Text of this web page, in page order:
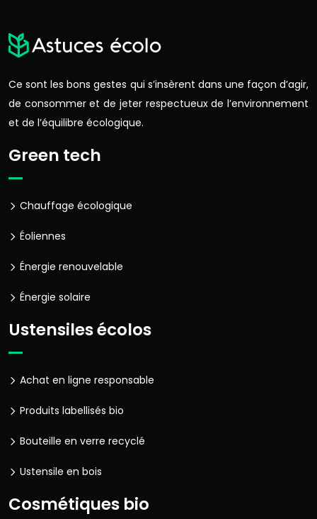
Ce sont les bons gestes qui s’insèrent dans une façon d’agir,
de consommer et de jeter respectueux de l’environnement
et de l’équilibre écologique.
Green tech
Chauffage écologique
Éoliennes
Énergie renouvelable
Énergie solaire
Ustensiles écolos
Achat en ligne responsable
Produits labellisés bio
Bouteille en verre recyclé
Ustensile en bois
Cosmétiques bio